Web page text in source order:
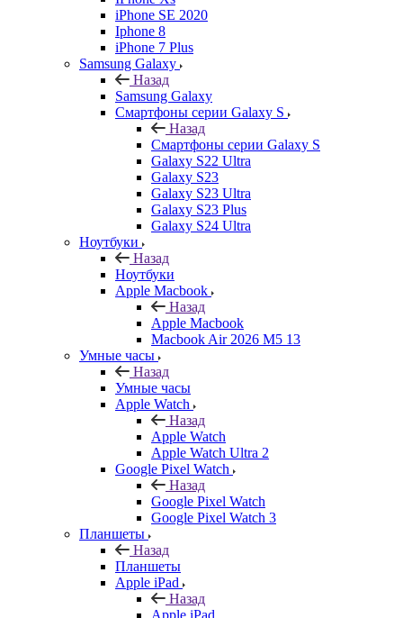
iPhone SE 2020
Iphone 8
iPhone 7 Plus
Samsung Galaxy
Назад
Samsung Galaxy
Смартфоны серии Galaxy S
Назад
Смартфоны серии Galaxy S
Galaxy S22 Ultra
Galaxy S23
Galaxy S23 Ultra
Galaxy S23 Plus
Galaxy S24 Ultra
Ноутбуки
Назад
Ноутбуки
Apple Macbook
Назад
Apple Macbook
Macbook Air 2026 M5 13
Умные часы
Назад
Умные часы
Apple Watch
Назад
Apple Watch
Apple Watch Ultra 2
Google Pixel Watch
Назад
Google Pixel Watch
Google Pixel Watch 3
Планшеты
Назад
Планшеты
Apple iPad
Назад
Apple iPad